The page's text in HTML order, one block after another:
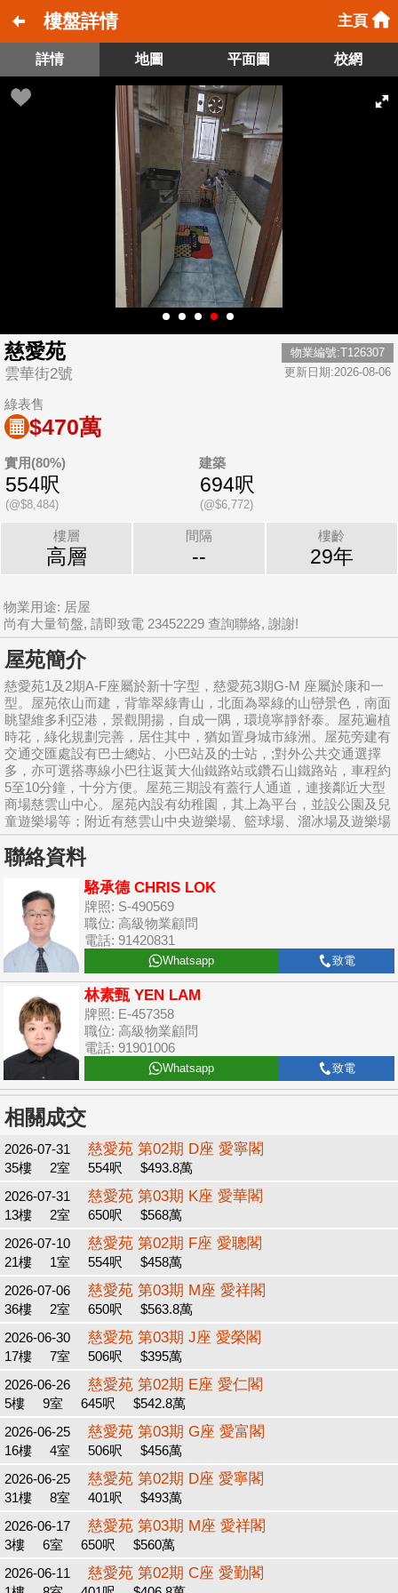
樓盤詳情 主頁
詳情 地圖 平面圖 校網
慈愛苑
雲華街2號
物業編號:T126307
更新日期:2026-08-06
綠表售
$470萬
實用(80%)
554呎
(@$8,484)
建築
694呎
(@$6,772)
樓層
高層
間隔
--
樓齡
29年
物業用途: 居屋
尚有大量筍盤, 請即致電 23452229 查詢聯絡, 謝謝!
屋苑簡介
慈愛苑1及2期A-F座屬於新十字型，慈愛苑3期G-M 座屬於康和一
型。屋苑依山而建，背靠翠綠青山，北面為翠綠的山巒景色，南面
眺望維多利亞港，景觀開揚，自成一隅，環境寧靜舒泰。屋苑遍植
時花，綠化規劃完善，居住其中，猶如置身城市綠洲。屋苑旁建有
交通交匯處設有巴士總站、小巴站及的士站，;對外公共交通選擇
多，亦可選搭專線小巴往返黃大仙鐵路站或鑽石山鐵路站，車程約
5至10分鐘，十分方便。屋苑三期設有蓋行人通道，連接鄰近大型
商場慈雲山中心。屋苑內設有幼稚園，其上為平台，並設公園及兒
童遊樂場等；附近有慈雲山中央遊樂場、籃球場、溜冰場及遊樂場
聯絡資料
駱承德 CHRIS LOK
牌照: S-490569
職位: 高級物業顧問
電話: 91420831
Whatsapp 致電
林素甄 YEN LAM
牌照: E-457358
職位: 高級物業顧問
電話: 91901006
Whatsapp 致電
相關成交
2026-07-31 慈愛苑 第02期 D座 愛寧閣
35樓 2室 554呎
$493.8萬
2026-07-31
慈愛苑 第03期 K座 愛華閣
13樓 2室 650呎
$568萬
2026-07-10
慈愛苑 第02期 F座 愛聰閣
21樓 1室 554呎
$458萬
2026-07-06
慈愛苑 第03期 M座 愛祥閣
36樓 2室 650呎
$563.8萬
2026-06-30
慈愛苑 第03期 J座 愛榮閣
17樓 7室 506呎
$395萬
2026-06-26
慈愛苑 第02期 E座 愛仁閣
5樓 9室 645呎
$542.8萬
2026-06-25
慈愛苑 第03期 G座 愛富閣
16樓 4室 506呎
$456萬
2026-06-25
慈愛苑 第02期 D座 愛寧閣
31樓 8室 401呎
$493萬
2026-06-17
慈愛苑 第03期 M座 愛祥閣
3樓 6室 650呎
$560萬
2026-06-11
慈愛苑 第02期 C座 愛勤閣